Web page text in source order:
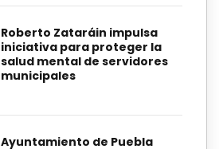
Roberto Zataráin impulsa
iniciativa para proteger la
salud mental de servidores
municipales
Ayuntamiento de Puebla